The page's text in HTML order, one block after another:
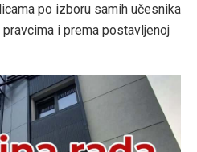
po izboru samih učesnika
i prema postavljenoj